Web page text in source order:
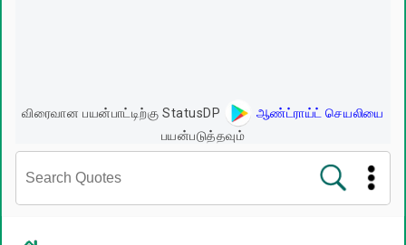
விரைவான பயன்பாட்டிற்கு StatusDP
ஆண்ட்ராய்ட் செயலியை
பயன்படுத்தவும்